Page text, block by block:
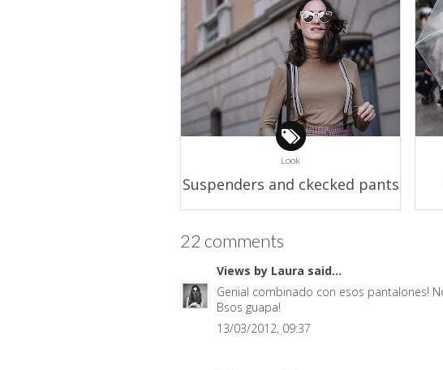
Look
Suspenders and ckecked pants
22 comments
Views by Laura said...
Genial combinado con esos pantalones!
Bsos guapa!
13/03/2012, 09:37